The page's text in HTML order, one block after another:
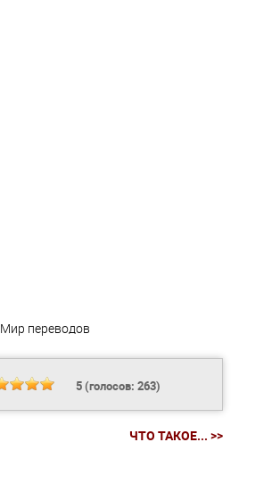
Мир переводов
5(голосов: 263)
ЧТО ТАКОЕ... >>